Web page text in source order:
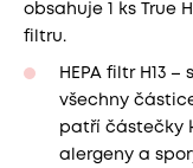
obsahuje 1 ks True
filtru.
HEPA filtr H13
všechny
patří částečky
alergeny a